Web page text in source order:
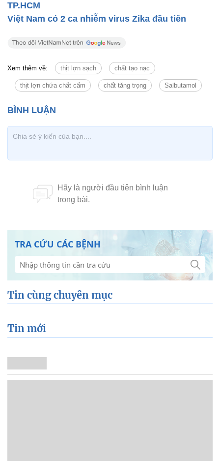
TP.HCM
Việt Nam có 2 ca nhiễm virus Zika đầu tiên
Xem thêm về: thịt lợn sạch chất tạo nạc
thịt lợn chứa chất cấm chất tăng trọng Salbutamol
TRA CỨU CÁC BỆNH
Tin cùng chuyên mục
Tin mới